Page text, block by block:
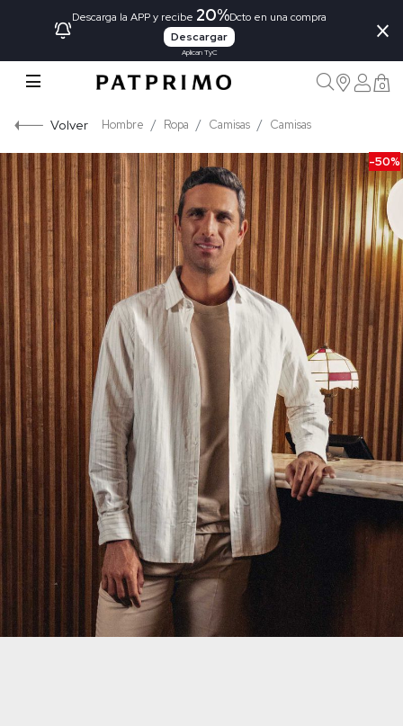
Descarga la APP y recibe 20%Dcto en una compra
Descargar
Aplican TyC
×
0
Volver Hombre Ropa Camisas Camisas
-50%